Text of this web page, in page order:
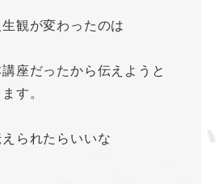
観が変わったのは
座だったから伝えようと
す。
られたらいいな